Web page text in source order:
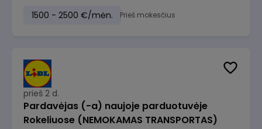
1500 - 2500 €/mėn. Prieš mokesčius
prieš 2 d.
Pardavėjas (-a) naujoje parduotuvėje
Rokeliuose (NEMOKAMAS TRANSPORTAS)